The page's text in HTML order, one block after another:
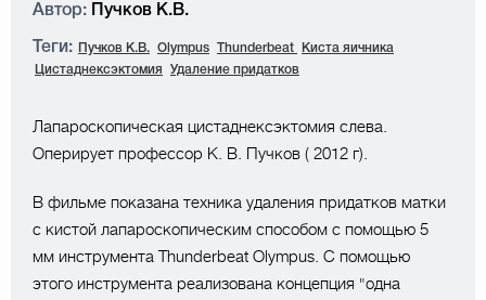
Автор: Пучков К.В.
Теги: Пучков К.В. Olympus Thunderbeat
Киста яичника
Цистаднексэктомия
Удаление придатков
Лапароскопическая цистаднексэктомия слева.
Оперирует профессор К. В. Пучков ( 2012 г).
В фильме показана техника удаления придатков матки
с кистой лапароскопическим способом с помощью 5
мм инструмента Thunderbeat Olympus. С помощью
этого инструмента реализована концепция "одна